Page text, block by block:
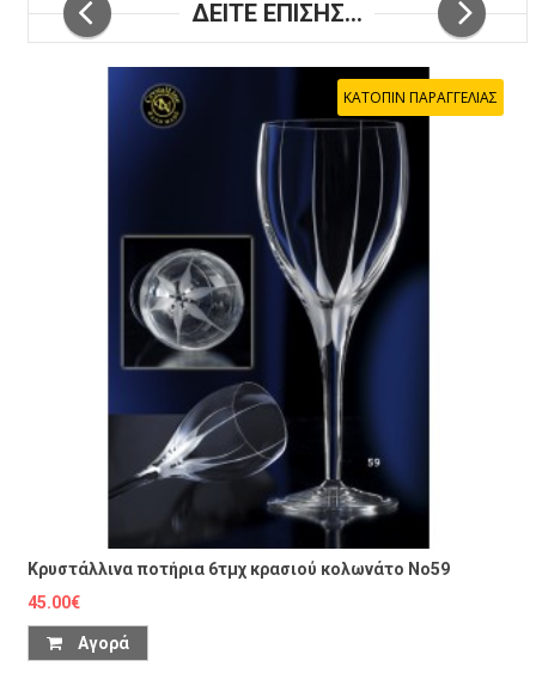
ΔΕΙΤΕ ΕΠΙΣΗΣ...
ΚΑΤΟΠΙΝ ΠΑΡΑΓΓΕΛΙΑΣ
Κρυστάλλινα ποτήρια 6τμχ κρασιού κολωνάτο No59
45.00€
Αγορά